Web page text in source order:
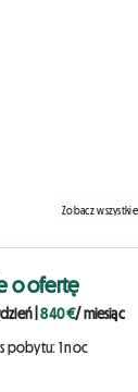
Zobacz
o ofertę
|840 €/ miesiąc
pobytu: 1 noc